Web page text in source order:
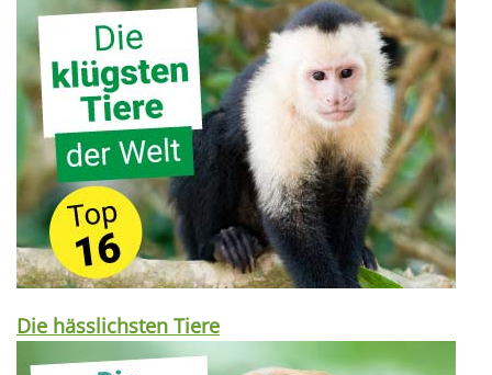
Die hässlichsten Tiere